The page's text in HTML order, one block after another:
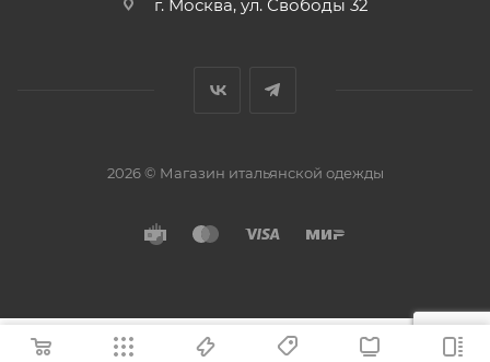
г. Москва, ул. Свободы 32
2026 © Магазин итальянской одежды